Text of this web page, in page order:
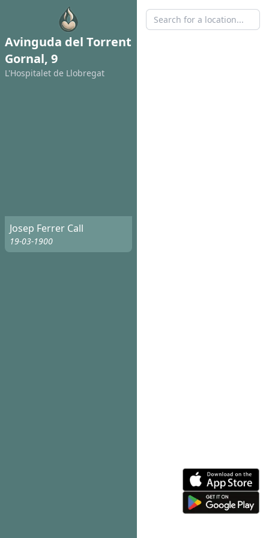
Avinguda del Torrent
Gornal, 9
L'Hospitalet de Llobregat
Josep Ferrer Call
19-03-1900